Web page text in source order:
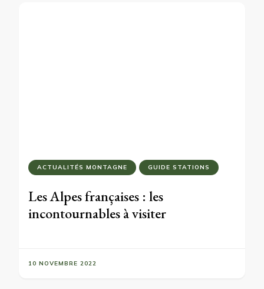
ACTUALITÉS MONTAGNE GUIDE STATIONS
Les Alpes françaises : les
incontournables à visiter
10 NOVEMBRE 2022